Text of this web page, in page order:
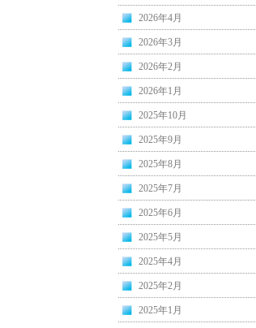
2026年4月
2026年3月
2026年2月
2026年1月
2025年10月
2025年9月
2025年8月
2025年7月
2025年6月
2025年5月
2025年4月
2025年2月
2025年1月